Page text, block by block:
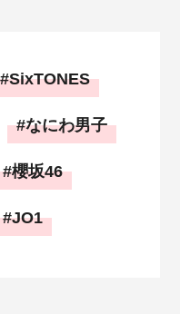
SixTONES
なにわ男子
櫻坂46
JO1